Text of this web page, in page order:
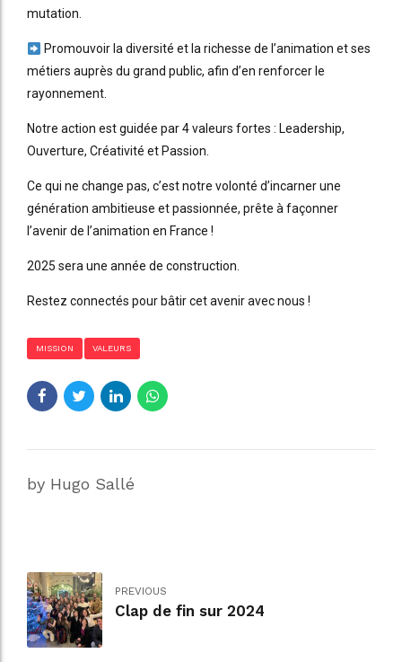
mutation.
Promouvoir la diversité et la richesse de l’animation et ses
métiers auprès du grand public, afin d’en renforcer le
rayonnement.
Notre action est guidée par 4 valeurs fortes : Leadership,
Ouverture, Créativité et Passion.
Ce qui ne change pas, c’est notre volonté d’incarner une
génération ambitieuse et passionnée, prête à façonner
l’avenir de l’animation en France !
2025 sera une année de construction.
Restez connectés pour bâtir cet avenir avec nous !
MISSION VALEURS
by Hugo Sallé
PREVIOUS
Clap de fin sur 2024